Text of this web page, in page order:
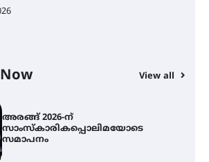
View all
യൂത്ത് കോൺഗ്രസ്
അരങ്ങ് 2026-ന്
സാംസ്കാരികപ്പൊലിമയോടെ
സമാപനം